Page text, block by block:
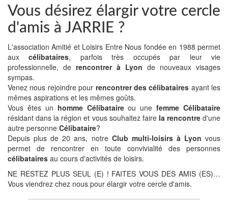
Vous désirez élargir votre cercle
d'amis à JARRIE ?
L'association Amitié et Loisirs Entre Nous fondée en 1988 permet
auxcélibataires, parfois très occupés par leur vie
professionnelle, de rencontrer à Lyon de nouveaux visages
sympas.
Venez nous rejoindre pour rencontrer des célibataires ayant les
mêmes aspirations et les mêmes goûts.
Vous êtes un homme Célibataireou unefemme Célibataire
résidant dans la région et vous souhaitez faire la rencontred'une
autre personne Célibataire?
Depuis plus de 20 ans, notre Club multi-loisirs à Lyon vous
permet de rencontrer en toute convivialité des personnes
célibataires au cours d'activités de loisirs.
NE RESTEZ PLUS SEUL (E) ! FAITES VOUS DES AMIS (ES)…
Vous viendrez chez nous pour élargir votre cercle d'amis.